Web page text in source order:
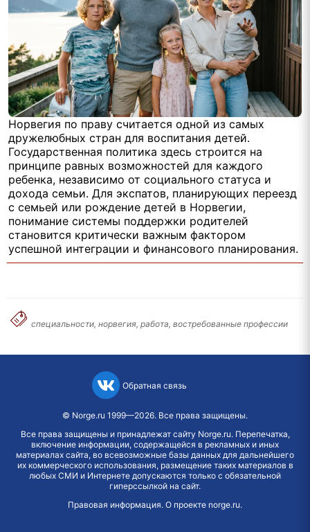
Норвегия по праву считается одной из самых
дружелюбных стран для воспитания детей.
Государственная политика здесь строится на
принципе равных возможностей для каждого
ребенка, независимо от социального статуса и
дохода семьи. Для экспатов, планирующих переезд
с семьей или рождение детей в Норвегии,
понимание системы поддержки родителей
становится критически важным фактором
успешной интеграции и финансового планирования.
специальности, норвегия, работа, востребованные профессии
Обратная связь
© Norge.ru 1999—2026. Все права защищены.
Все права защищены и принадлежат сайту Norge.ru. Перепечатка,
включение информации, содержащейся в рекламных и иных
материалах сайта, во всевозможные базы данных для дальнейшего
их коммерческого использования, размещение таких материалов в
любых СМИ и Интернете допускаются только с обязательной
гиперссылкой на сайт.
Правовая информация. О проекте norge.ru.